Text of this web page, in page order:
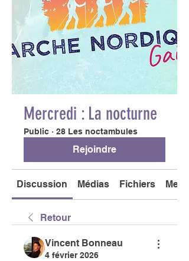
Mercredi : La nocturne
Public · 28 Les noctambules
Rejoindre
Discussion Médias Fichiers
Retour
Vincent Bonneau
4 février 2026